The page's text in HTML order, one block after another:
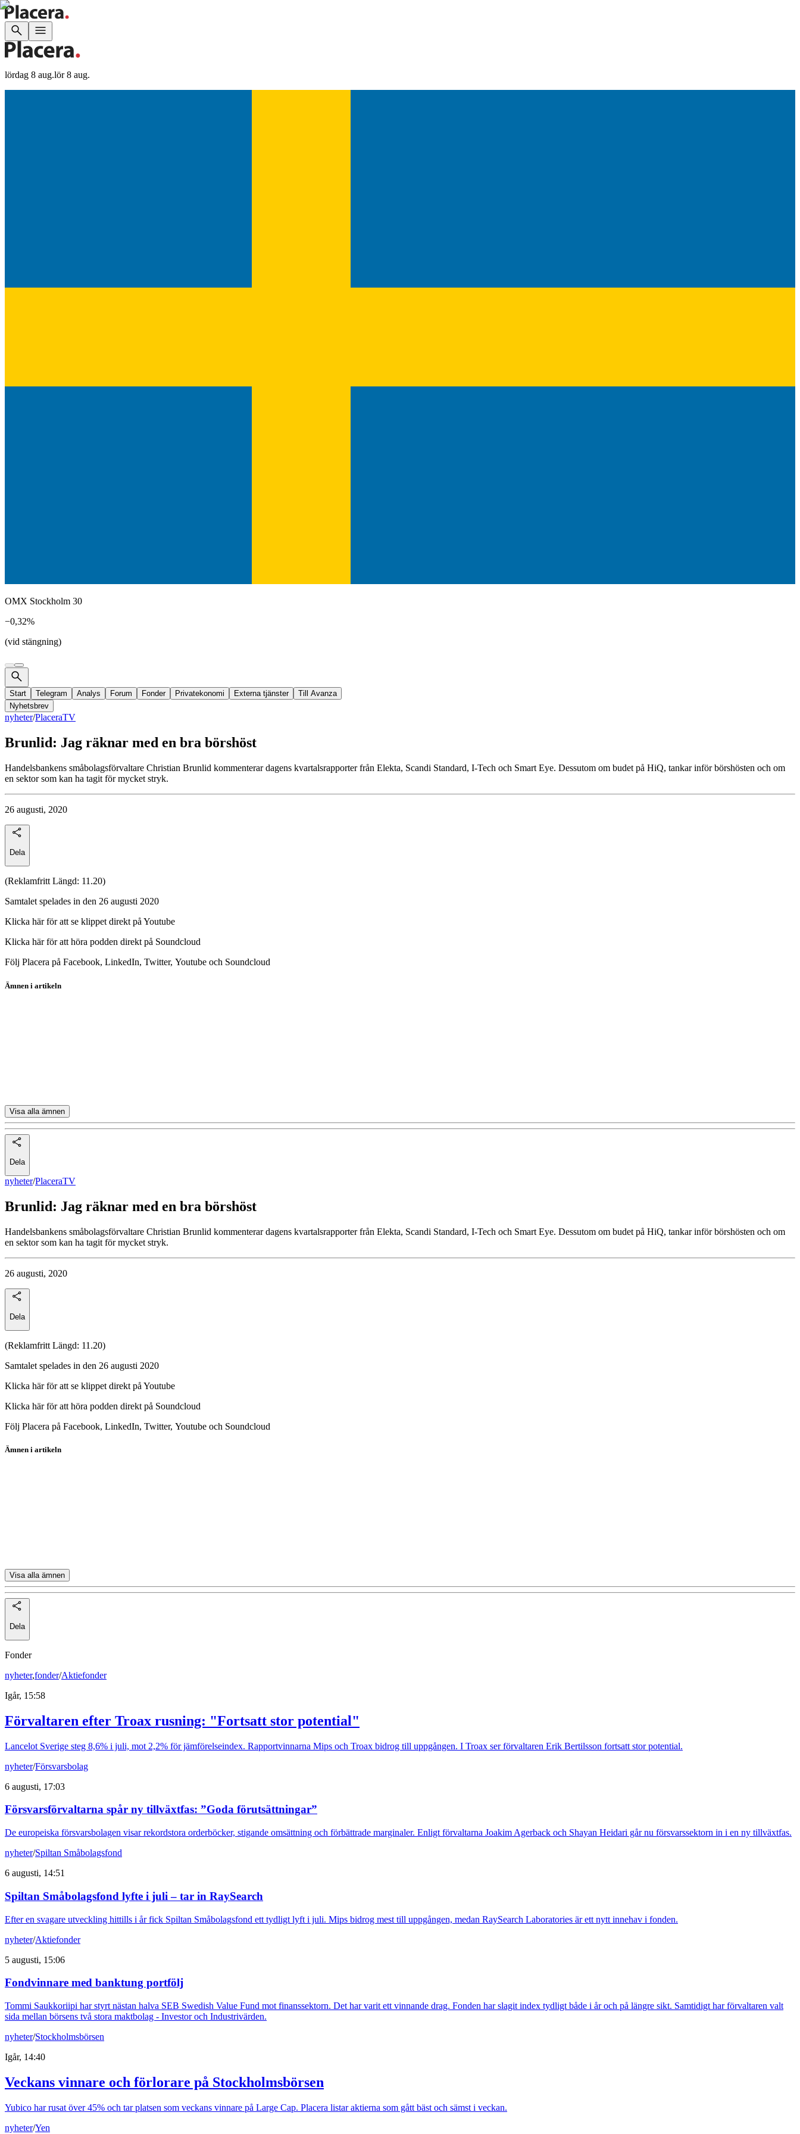
lördag 8 aug.lör 8 aug.
OMX Stockholm 30
−0,32%
(vid stängning)
Start Telegram Analys Forum Fonder Privatekonomi Externa tjänster
Till Avanza
Nyhetsbrev
nyheter/PlaceraTV
Brunlid: Jag räknar med en bra börshöst
Handelsbankens småbolagsförvaltare Christian Brunlid kommenterar dagens kvartalsrapporter från Elekta, Scandi Standard, I-Tech och Smart Eye. Dessutom om budet på HiQ, tankar inför börshösten och om
en sektor som kan ha tagit för mycket stryk.
26 augusti, 2020
Dela
(Reklamfritt Längd: 11.20)
Samtalet spelades in den 26 augusti 2020
Klicka här för att se klippet direkt på Youtube
Klicka här för att höra podden direkt på Soundcloud
Följ Placera på Facebook, LinkedIn, Twitter, Youtube och Soundcloud
Ämnen i artikeln
Visa alla ämnen
Dela
nyheter/PlaceraTV
Brunlid: Jag räknar med en bra börshöst
Handelsbankens småbolagsförvaltare Christian Brunlid kommenterar dagens kvartalsrapporter från Elekta, Scandi Standard, I-Tech och Smart Eye. Dessutom om budet på HiQ, tankar inför börshösten och om
en sektor som kan ha tagit för mycket stryk.
26 augusti, 2020
Dela
(Reklamfritt Längd: 11.20)
Samtalet spelades in den 26 augusti 2020
Klicka här för att se klippet direkt på Youtube
Klicka här för att höra podden direkt på Soundcloud
Följ Placera på Facebook, LinkedIn, Twitter, Youtube och Soundcloud
Ämnen i artikeln
Visa alla ämnen
Dela
Fonder
nyheter,fonder/Aktiefonder
Igår, 15:58
Förvaltaren efter Troax rusning: "Fortsatt stor potential"
Lancelot Sverige steg 8,6% i juli, mot 2,2% för jämförelseindex. Rapportvinnarna Mips och Troax bidrog till uppgången. I Troax ser förvaltaren Erik Bertilsson fortsatt stor potential.
nyheter/Försvarsbolag
6 augusti, 17:03
Försvarsförvaltarna spår ny tillväxtfas: ”Goda förutsättningar”
De europeiska försvarsbolagen visar rekordstora orderböcker, stigande omsättning och förbättrade marginaler. Enligt förvaltarna Joakim Agerback och Shayan Heidari går nu försvarssektorn in i en ny tillväxtfas.
nyheter/Spiltan Småbolagsfond
6 augusti, 14:51
Spiltan Småbolagsfond lyfte i juli – tar in RaySearch
Efter en svagare utveckling hittills i år fick Spiltan Småbolagsfond ett tydligt lyft i juli. Mips bidrog mest till uppgången, medan RaySearch Laboratories är ett nytt innehav i fonden.
nyheter/Aktiefonder
5 augusti, 15:06
Fondvinnare med banktung portfölj
Tommi Saukkoriipi har styrt nästan halva SEB Swedish Value Fund mot finanssektorn. Det har varit ett vinnande drag. Fonden har slagit index tydligt både i år och på längre sikt. Samtidigt har förvaltaren valt
sida mellan börsens två stora maktbolag - Investor och Industrivärden.
nyheter/Stockholmsbörsen
Igår, 14:40
Veckans vinnare och förlorare på Stockholmsbörsen
Yubico har rusat över 45% och tar platsen som veckans vinnare på Large Cap. Placera listar aktierna som gått bäst och sämst i veckan.
nyheter/Yen